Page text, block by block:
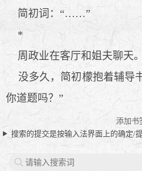
简初词：“……”
*
周政业在客厅和姐夫聊天。
没多久，简初檬抱着辅导
你道题吗？”
添加书
搜索的提交是按输入法界面上的确定/